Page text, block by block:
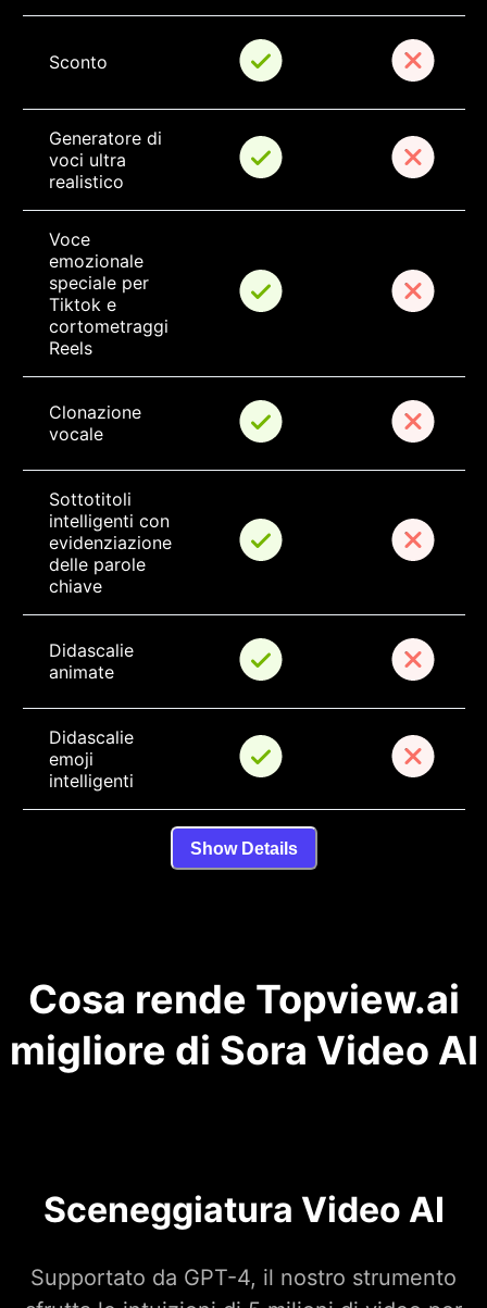
Sconto
Generatore di
voci ultra
realistico
Voce
emozionale
speciale per
Tiktok e
cortometraggi
Reels
Clonazione
vocale
Sottotitoli
intelligenti con
evidenziazione
delle parole
chiave
Didascalie
animate
Didascalie
emoji
intelligenti
Show Details
Cosa rende Topview.ai
migliore di Sora Video AI
Sceneggiatura Video AI
Supportato da GPT-4, il nostro strumento